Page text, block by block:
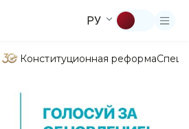
РУ
Конституционная реформа